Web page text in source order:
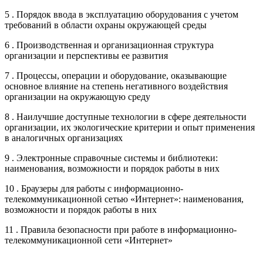
5 . Порядок ввода в эксплуатацию оборудования с учетом
требований в области охраны окружающей среды
6 . Производственная и организационная структура
организации и перспективы ее развития
7 . Процессы, операции и оборудование, оказывающие
основное влияние на степень негативного воздействия
организации на окружающую среду
8 . Наилучшие доступные технологии в сфере деятельности
организации, их экологические критерии и опыт применения
в аналогичных организациях
9 . Электронные справочные системы и библиотеки:
наименования, возможности и порядок работы в них
10 . Браузеры для работы с информационно-
телекоммуникационной сетью «Интернет»: наименования,
возможности и порядок работы в них
11 . Правила безопасности при работе в информационно-
телекоммуникационной сети «Интернет»